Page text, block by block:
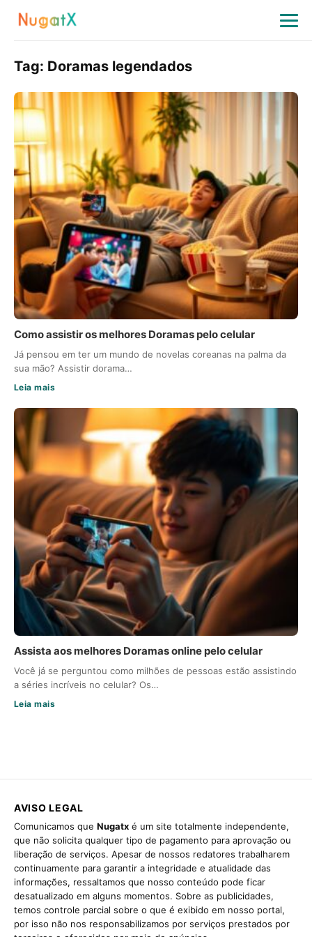
Tag: Doramas legendados
Como assistir os melhores Doramas pelo celular
Já pensou em ter um mundo de novelas coreanas na palma da
sua mão? Assistir dorama…
Leia mais
Assista aos melhores Doramas online pelo celular
Você já se perguntou como milhões de pessoas estão assistindo
a séries incríveis no celular? Os…
Leia mais
AVISO LEGAL
Comunicamos que Nugatx é um site totalmente independente,
que não solicita qualquer tipo de pagamento para aprovação ou
liberação de serviços. Apesar de nossos redatores trabalharem
continuamente para garantir a integridade e atualidade das
informações, ressaltamos que nosso conteúdo pode ficar
desatualizado em alguns momentos. Sobre as publicidades,
temos controle parcial sobre o que é exibido em nosso portal,
por isso não nos responsabilizamos por serviços prestados por